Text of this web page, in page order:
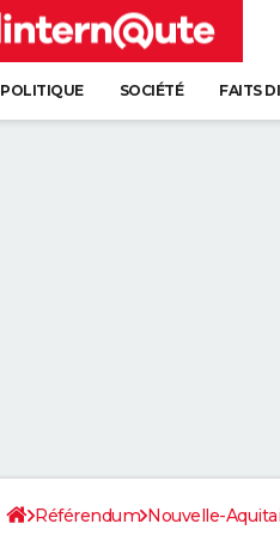
POLITIQUE SOCIÉTÉ FAITS
Référendum Nouvelle-